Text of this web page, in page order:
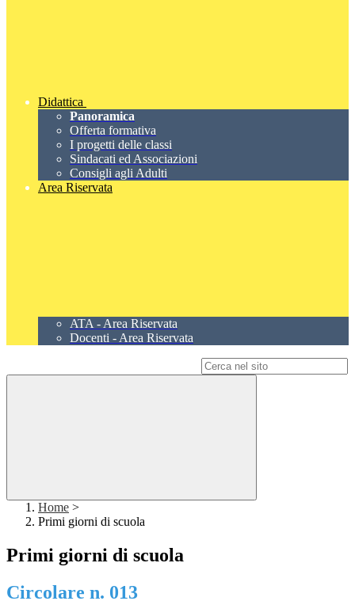
Didattica
Panoramica
Offerta formativa
I progetti delle classi
Sindacati ed Associazioni
Consigli agli Adulti
Area Riservata
ATA - Area Riservata
Docenti - Area Riservata
Home >
Primi giorni di scuola
Primi giorni di scuola
Circolare n. 013